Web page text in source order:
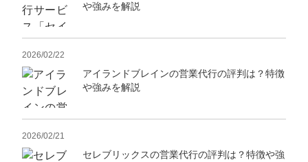
や強みを解説
2026/02/22
アイランドブレインの営業代行の評判は？特徴
や強みを解説
2026/02/21
セレブリックスの営業代行の評判は？特徴や強